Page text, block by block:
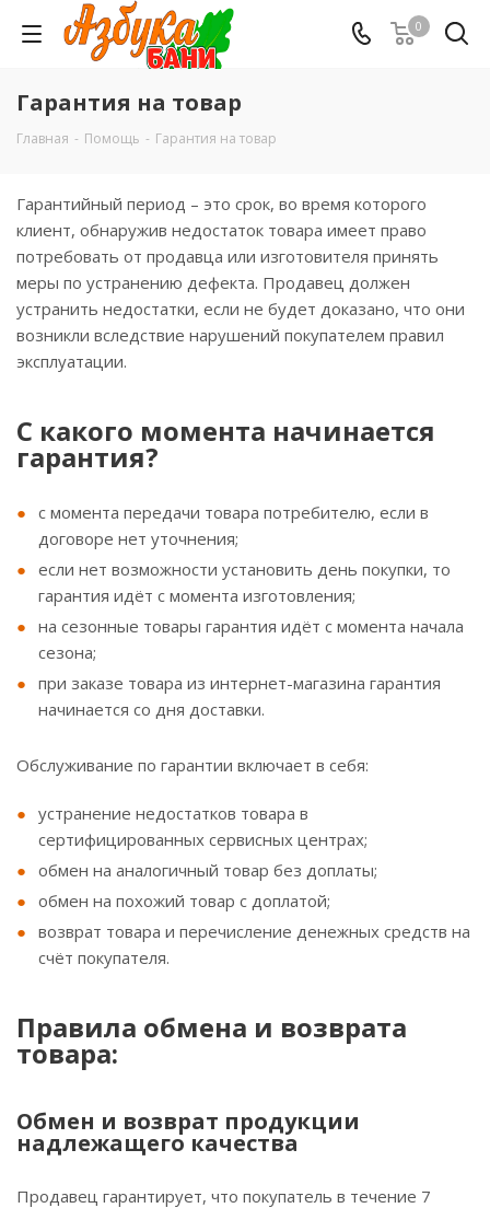
0
Гарантия на товар
Главная - Помощь - Гарантия на товар
Гарантийный период – это срок, во время которого
клиент, обнаружив недостаток товара имеет право
потребовать от продавца или изготовителя принять
меры по устранению дефекта. Продавец должен
устранить недостатки, если не будет доказано, что они
возникли вследствие нарушений покупателем правил
эксплуатации.
С какого момента начинается
гарантия?
с момента передачи товара потребителю, если в
договоре нет уточнения;
если нет возможности установить день покупки, то
гарантия идёт с момента изготовления;
на сезонные товары гарантия идёт с момента начала
сезона;
при заказе товара из интернет-магазина гарантия
начинается со дня доставки.
Обслуживание по гарантии включает в себя:
устранение недостатков товара в
сертифицированных сервисных центрах;
обмен на аналогичный товар без доплаты;
обмен на похожий товар с доплатой;
возврат товара и перечисление денежных средств на
счёт покупателя.
Правила обмена и возврата
товара:
Обмен и возврат продукции
надлежащего качества
Продавец гарантирует, что покупатель в течение 7